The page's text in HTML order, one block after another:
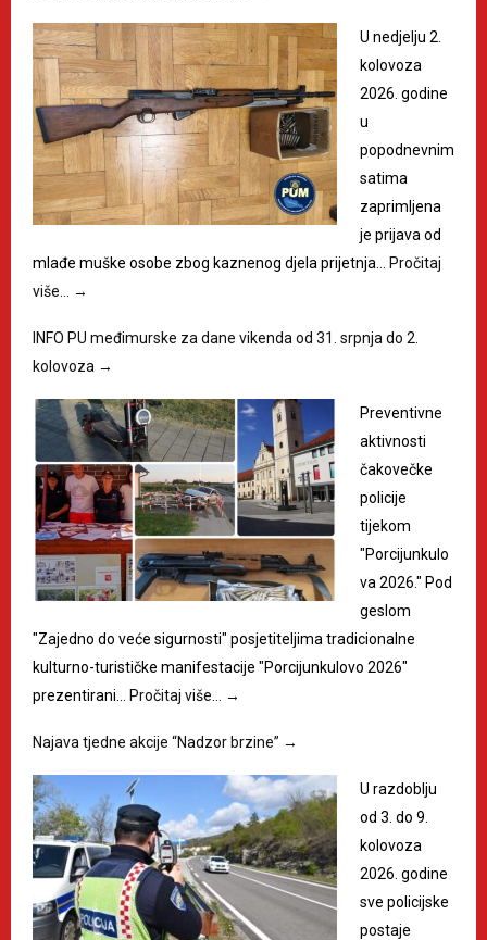
U nedjelju 2.
kolovoza
2026. godine
u
popodnevnim
satima
zaprimljena
je prijava od
mlađe muške osobe zbog kaznenog djela prijetnja… Pročitaj
više…
→
INFO PU međimurske za dane vikenda od 31. srpnja do 2.
kolovoza →
Preventivne
aktivnosti
čakovečke
policije
tijekom
"Porcijunkulo
va 2026." Pod
geslom
"Zajedno do veće sigurnosti" posjetiteljima tradicionalne
kulturno-turističke manifestacije "Porcijunkulovo 2026"
prezentirani… Pročitaj više… →
Najava tjedne akcije “Nadzor brzine” →
U razdoblju
od 3. do 9.
kolovoza
2026. godine
sve policijske
postaje